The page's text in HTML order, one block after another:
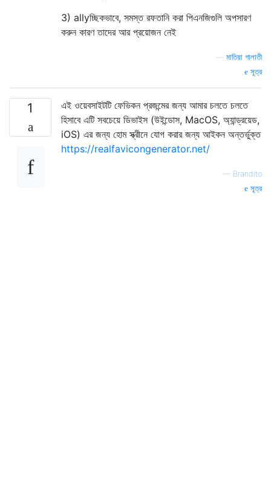
3) allyচ্ছিকভাবে, সমস্ত রফতানি করা পিএনজিগুলি অপসারণ
করুন কারণ তাদের আর প্রয়োজন নেই
মাতিয়া গালাতী
সূত্র
1
এই ওয়েবসাইটটি ফেভিকন প্রজন্মের জন্য আমার চলতে চলতে
হিসাবে এটি সবচেয়ে ডিভাইস (উইন্ডোস, MacOS, অ্যান্ড্রয়েড,
iOS) এর জন্য হোম স্ক্রীনে যোগ করার জন্য আইকন অন্তর্ভুক্ত
https://realfavicongenerator.net/
— Brandito
সূত্র